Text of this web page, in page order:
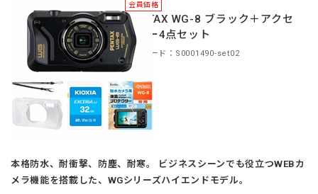
会員価格
PENTAX WG-8 ブラック＋アクセ
サリー4点セット
商品コード：S0001490-set02
本格防水、耐衝撃、防塵、耐寒。 ビジネスシーンでも役立つWEBカ
メラ機能を搭載した、WGシリーズハイエンドモデル。